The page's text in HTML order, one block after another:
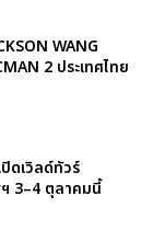
WANG
2 ประเทศไทย
ดเวิลด์ทัวร์
3–4 ตุลาคมนี้